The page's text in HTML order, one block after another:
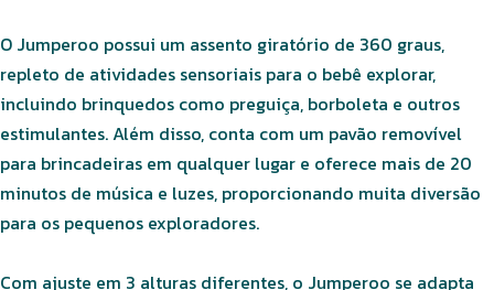
O Jumperoo possui um assento giratório de 360 graus,
repleto de atividades sensoriais para o bebê explorar,
incluindo brinquedos como preguiça, borboleta e outros
estimulantes. Além disso, conta com um pavão removível
para brincadeiras em qualquer lugar e oferece mais de 20
minutos de música e luzes, proporcionando muita diversão
para os pequenos exploradores.
Com ajuste em 3 alturas diferentes, o Jumperoo se adapta